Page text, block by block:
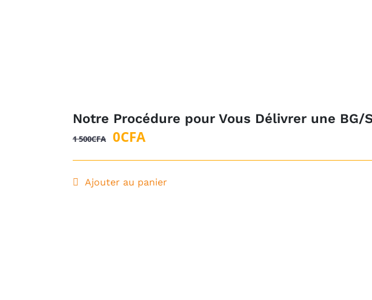
Notre Procédure pour Vous Délivrer une BG/
1 500CFA
Le
était :
0CFALe
est :
Ajouter au panier